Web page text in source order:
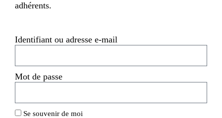
adhérents.
Identifiant ou adresse e-mail
Mot de passe
Se souvenir de moi